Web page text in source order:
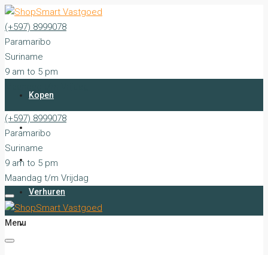
(+597) 8999078
Paramaribo
Suriname
9 am to 5 pm
Kopen
Verkopen
Verhuren
(+597) 8999078
Paramaribo
Suriname
9 am to 5 pm
Maandag t/m Vrijdag
Menu